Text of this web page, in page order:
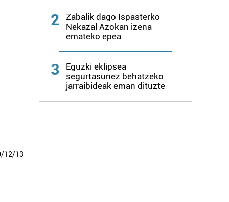
/12/13
2
Zabalik dago Ispasterko
Nekazal Azokan izena
emateko epea
3
Eguzki eklipsea
segurtasunez behatzeko
jarraibideak eman dituzte